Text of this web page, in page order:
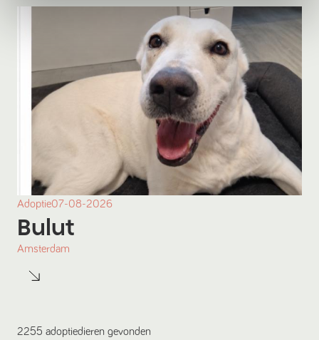
Adoptie07-08-2026
Bulut
Amsterdam
2255 adoptiedieren gevonden